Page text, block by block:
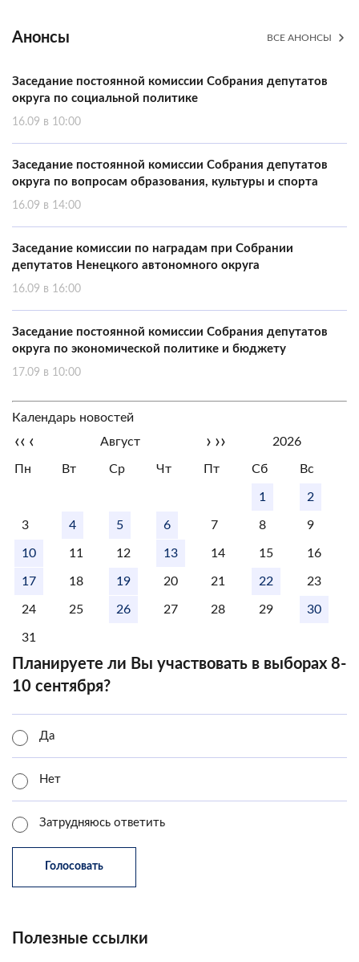
Анонсы ВСЕ АНОНСЫ
Заседание постоянной комиссии Собрания депутатов
округа по социальной политике
16.09 в 10:00
Заседание постоянной комиссии Собрания депутатов
округа по вопросам образования, культуры и спорта
16.09 в 14:00
Заседание комиссии по наградам при Собрании
депутатов Ненецкого автономного округа
16.09 в 16:00
Заседание постоянной комиссии Собрания депутатов
округа по экономической политике и бюджету
17.09 в 10:00
Календарь новостей
‹‹ ‹ Август › ›› 2026
Пн Вт Ср Чт Пт Сб Вс
1 2
3 4 5 6 7 8 9
10 11 12 13 14 15 16
17 18 19 20 21 22 23
24 25 26 27 28 29 30
31
Планируете ли Вы участвовать в выборах 8-
10 сентября?
Да
Нет
Затрудняюсь ответить
Полезные ссылки